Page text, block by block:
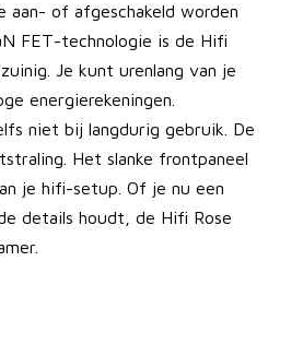
aan- of afgeschakeld worden
FET-technologie is de Hifi
Je kunt urenlang van je
energierekeningen.
niet bij langdurig gebruik. De
Het slanke frontpaneel
je hifi-setup. Of je nu een
details houdt, de Hifi Rose